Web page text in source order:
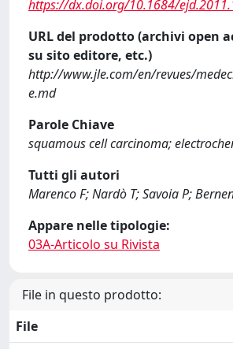
https://dx.doi.org/10.1684/
URL del prodotto (archivi open
su sito editore, etc.)
http://www.jle.com/en/revues/
e.md
Parole Chiave
squamous cell carcinoma;
Tutti gli autori
Marenco F; Nardò T; Savoia P;
Appare nelle tipologie:
03A-Articolo su Rivista
File in questo prodotto:
File